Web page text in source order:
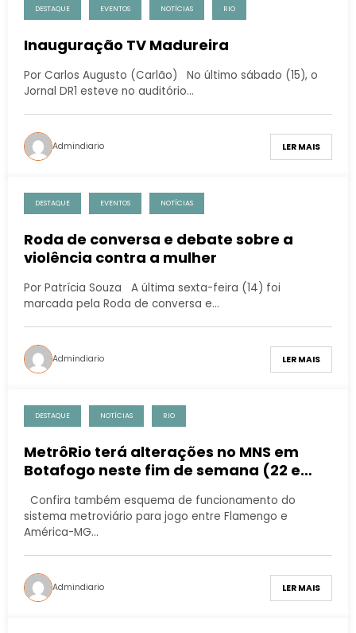
DESTAQUE EVENTOS NOTÍCIAS RIO
Inauguração TV Madureira
Por Carlos Augusto (Carlão) No último sábado (15), o
Jornal DR1 esteve no auditório…
Admindiario LER MAIS
DESTAQUE EVENTOS NOTÍCIAS
Roda de conversa e debate sobre a
violência contra a mulher
Por Patrícia Souza A última sexta-feira (14) foi
marcada pela Roda de conversa e…
Admindiario LER MAIS
DESTAQUE NOTÍCIAS RIO
MetrôRio terá alterações no MNS em
Botafogo neste fim de semana (22 e
Confira também esquema de funcionamento do
sistema metroviário para jogo entre Flamengo e
América-MG…
Admindiario LER MAIS